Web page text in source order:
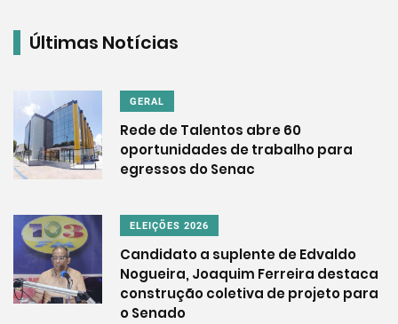
Últimas Notícias
GERAL
Rede de Talentos abre 60
oportunidades de trabalho para
egressos do Senac
ELEIÇÕES 2026
Candidato a suplente de Edvaldo
Nogueira, Joaquim Ferreira destaca
construção coletiva de projeto para
o Senado